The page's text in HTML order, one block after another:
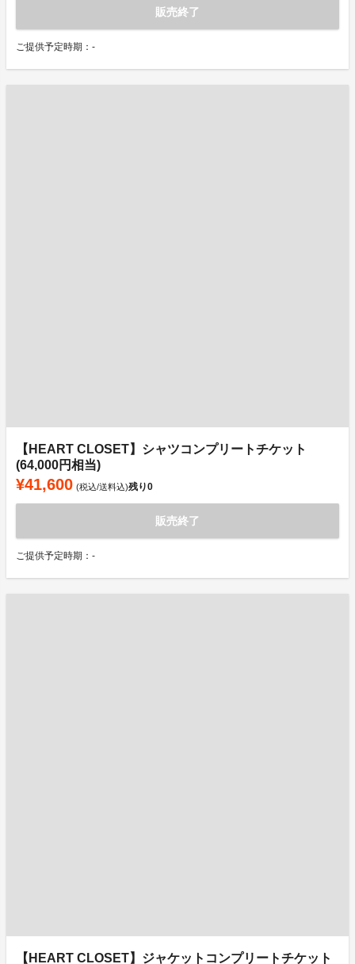
販売終了
ご提供予定時期：-
【HEART CLOSET】シャツコンプリートチケット
(64,000円相当)
¥41,600 (税込/送料込)残り0
販売終了
ご提供予定時期：-
【HEART CLOSET】ジャケットコンプリートチケット